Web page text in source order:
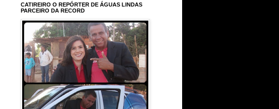
CATIREIRO O REPÓRTER DE ÁGUAS LINDAS
PARCEIRO DA RECORD